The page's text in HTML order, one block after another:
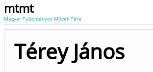
mtmt
Magyar Tudományos Művek Tára
Térey János